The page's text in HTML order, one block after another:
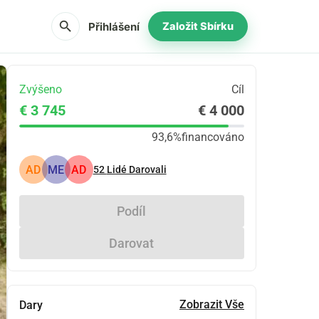
search Přihlášení Založit Sbírku
Zvýšeno Cíl
€ 3 745 € 4 000
93,6%financováno
AD ME AD 52 Lidé Darovali
Podíl
Darovat
Dary Zobrazit Vše